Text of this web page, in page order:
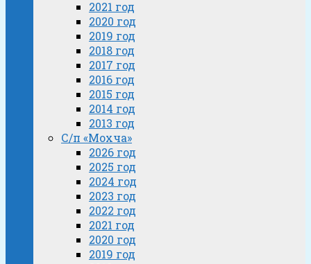
2021 год
2020 год
2019 год
2018 год
2017 год
2016 год
2015 год
2014 год
2013 год
С/п «Мохча»
2026 год
2025 год
2024 год
2023 год
2022 год
2021 год
2020 год
2019 год